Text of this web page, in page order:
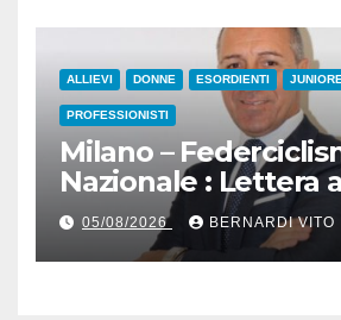
ALLIEVI DONNE ESORDIENTI
PROFESSIONISTI
Milano –
Nazionale : Lettera
Presidente Cordiano
Dagnoni
05/08/2026 BERNARDI VITO